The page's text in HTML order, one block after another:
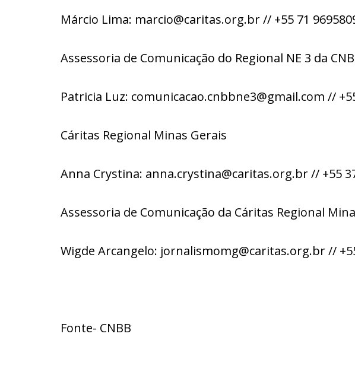
Márcio Lima: marcio@caritas.org.br // +55 71
Assessoria de Comunicação do Regional NE 3 da
Patricia Luz: comunicacao.cnbbne3@gmail.com //
Cáritas Regional Minas Gerais
Anna Crystina: anna.crystina@caritas.org.br // +55
Assessoria de Comunicação da Cáritas Regional
Wigde Arcangelo: jornalismomg@caritas.org.br //
Fonte- CNBB